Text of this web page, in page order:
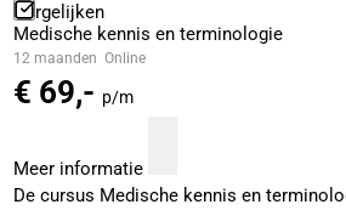
Vergelijken
Medische kennis en terminologie
12 maanden Online
€ 69,- p/m
Meer informatie
De cursus Medische kennis en